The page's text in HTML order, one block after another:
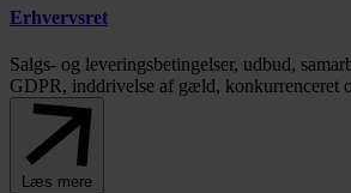
Erhvervsret
Salgs- og leveringsbetingelser, udbud,
GDPR, inddrivelse af gæld, konkurrenceret
Læs mere